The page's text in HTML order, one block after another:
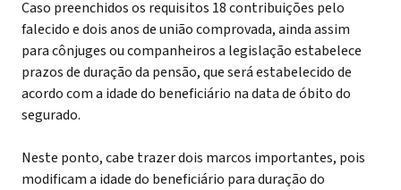
Caso preenchidos os requisitos 18 contribuições pelo
falecido e dois anos de união comprovada, ainda assim
para cônjuges ou companheiros a legislação estabelece
prazos de duração da pensão, que será estabelecido de
acordo com a idade do beneficiário na data de óbito do
segurado.
Neste ponto, cabe trazer dois marcos importantes, pois
modificam a idade do beneficiário para duração do